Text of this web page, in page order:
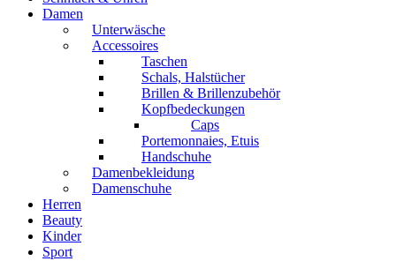
Damen
Unterwäsche
Accessoires
Taschen
Schals, Halstücher
Brillen & Brillenzubehör
Kopfbedeckungen
Caps
Portemonnaies, Etuis
Handschuhe
Damenbekleidung
Damenschuhe
Herren
Beauty
Kinder
Sport